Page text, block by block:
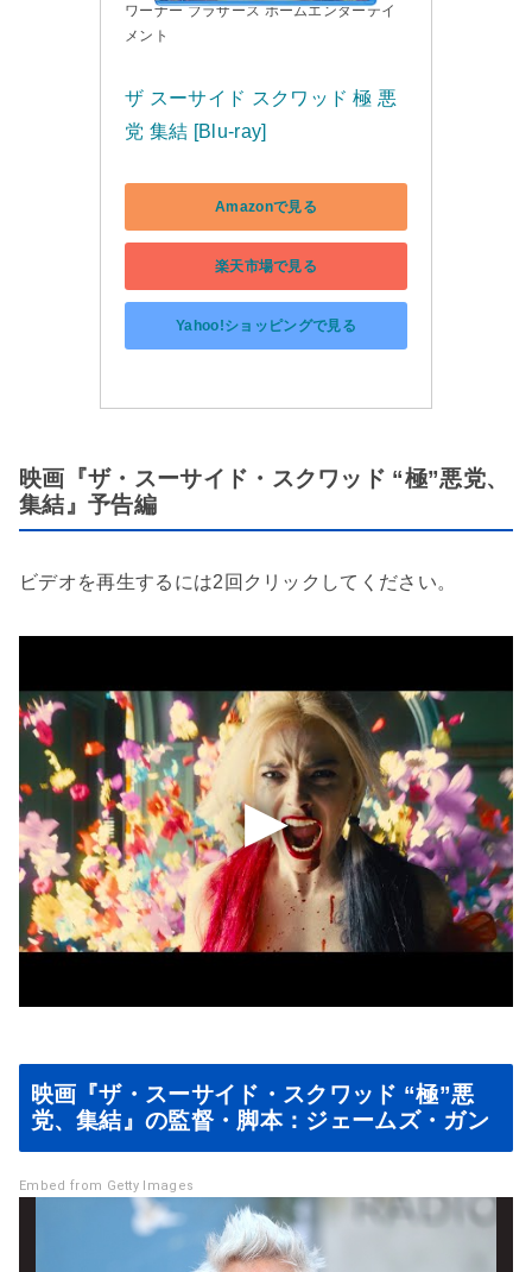
ワーナー ブラザース ホームエンターテイ
メント
ザ スーサイド スクワッド 極 悪
党 集結 [Blu-ray]
Amazonで見る
楽天市場で見る
Yahoo!ショッピングで見る
映画『ザ・スーサイド・スクワッド “極”悪党、
集結』予告編
ビデオを再生するには2回クリックしてください。
映画『ザ・スーサイド・スクワッド “極”悪
党、集結』の監督・脚本：ジェームズ・ガン
Embed from Getty Images